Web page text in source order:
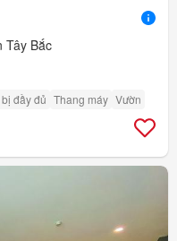
Tây Bắc
đầy đủ Thang máy Vườn